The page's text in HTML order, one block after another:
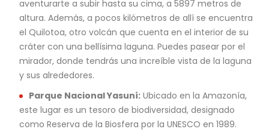
aventurarte a subir hasta su cima, a 5897 metros de
altura. Además, a pocos kilómetros de allí se encuentra
el Quilotoa, otro volcán que cuenta en el interior de su
cráter con una bellísima laguna. Puedes pasear por el
mirador, donde tendrás una increíble vista de la laguna
y sus alrededores.
Parque Nacional Yasuní: Ubicado en la Amazonía,
este lugar es un tesoro de biodiversidad, designado
como Reserva de la Biosfera por la UNESCO en 1989.